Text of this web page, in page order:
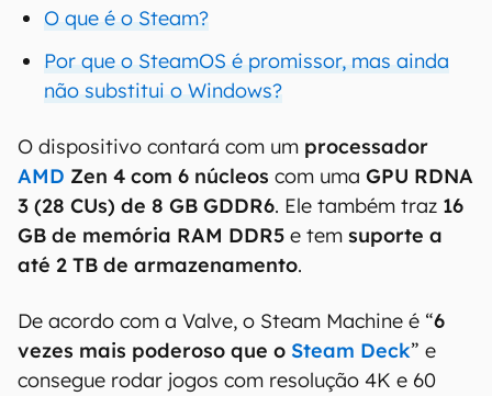
O que é o Steam?
Por que o SteamOS é promissor, mas ainda
não substitui o Windows?
O dispositivo contará com um processador
AMD Zen 4 com 6 núcleos com uma GPU RDNA
3 (28 CUs) de 8 GB GDDR6. Ele também traz 16
GB de memória RAM DDR5 e tem suporte a
até 2 TB de armazenamento.
De acordo com a Valve, o Steam Machine é “6
vezes mais poderoso que o Steam Deck” e
consegue rodar jogos com resolução 4K e 60